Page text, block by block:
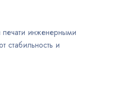
инженерными
стабильность и